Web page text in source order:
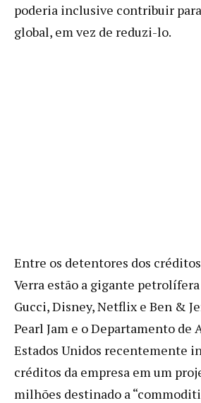
poderia inclusive contribuir
global, em vez de reduzi-lo.
Entre os detentores dos
Verra estão a gigante
Gucci, Disney, Netflix e Ben &
Pearl Jam e o Departamento de
Estados Unidos recentemente
créditos da empresa em um
milhões destinado a